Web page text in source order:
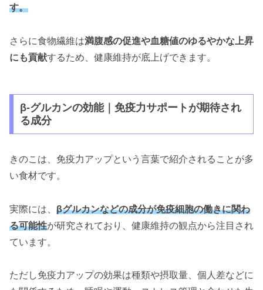
す。
さらに食物繊維は満腹感の促進や血糖値のゆるやかな上昇
にも貢献するため、健康維持が底上げできます。
β-グルカンの効能｜免疫力サポートが期待され
る成分
きのこは、免疫力アップという言葉で紹介されることが多
い食材です。
実際には、 βグルカンなどの成分が免疫細胞の働きに関わ
る可能性が研究されており、健康維持の観点から注目され
ています。
ただし免疫力アップの効果は種類や摂取量、個人差などに